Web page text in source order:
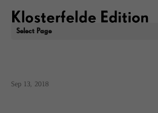
Select Page
Sep 13, 2018